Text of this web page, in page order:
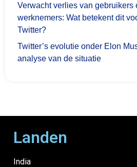
Verwacht verlies van gebruikers
werknemers: Wat betekent dit
Twitter?
Twitter’s evolutie onder Elon
analyse van de situatie
Landen
India